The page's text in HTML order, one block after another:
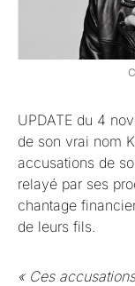
UPDATE du 4
de son vrai nom
accusations de
relayé par ses
chantage
de leurs fils.
« Ces